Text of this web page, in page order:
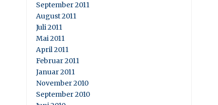
September 2011
August 2011
Juli 2011
Mai 2011
April 2011
Februar 2011
Januar 2011
November 2010
September 2010